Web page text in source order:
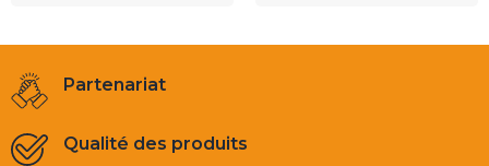
Partenariat
Qualité des produits